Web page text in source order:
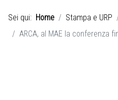
Sei qui: Home Stampa e URP
ARCA, al MAE la conferenza